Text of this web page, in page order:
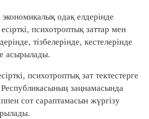
одақ елдерінде
психотроптық заттар мен
тізбелерінде, кестелерінде
асырылады.
психотроптық зат тектестерге
заңнамасында
сот сараптамасын жүргізу